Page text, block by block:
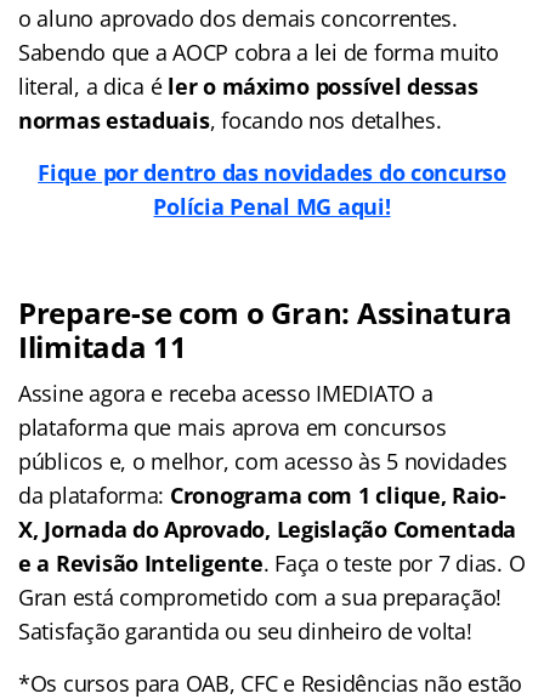
o aluno aprovado dos demais concorrentes.
Sabendo que a AOCP cobra a lei de forma muito
literal, a dica é ler o máximo possível dessas
normas estaduais, focando nos detalhes.
Fique por dentro das novidades do concurso
Polícia Penal MG aqui!
Prepare-se com o Gran: Assinatura
Ilimitada 11
Assine agora e receba acesso IMEDIATO a
plataforma que mais aprova em concursos
públicos e, o melhor, com acesso às 5 novidades
da plataforma: Cronograma com 1 clique, Raio-
X, Jornada do Aprovado, Legislação Comentada
e a Revisão Inteligente. Faça o teste por 7 dias. O
Gran está comprometido com a sua preparação!
Satisfação garantida ou seu dinheiro de volta!
*Os cursos para OAB, CFC e Residências não estão